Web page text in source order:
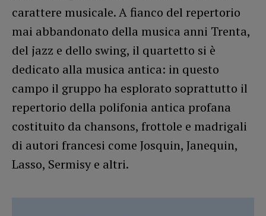
carattere musicale. A fianco del repertorio
mai abbandonato della musica anni Trenta,
del jazz e dello swing, il quartetto si è
dedicato alla musica antica: in questo
campo il gruppo ha esplorato soprattutto il
repertorio della polifonia antica profana
costituito da chansons, frottole e madrigali
di autori francesi come Josquin, Janequin,
Lasso, Sermisy e altri.